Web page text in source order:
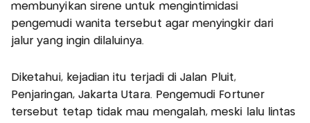
membunyikan sirene untuk mengintimidasi
pengemudi wanita tersebut agar menyingkir dari
jalur yang ingin dilaluinya.
Diketahui, kejadian itu terjadi di Jalan Pluit,
Penjaringan, Jakarta Utara. Pengemudi Fortuner
tersebut tetap tidak mau mengalah, meski lalu lintas